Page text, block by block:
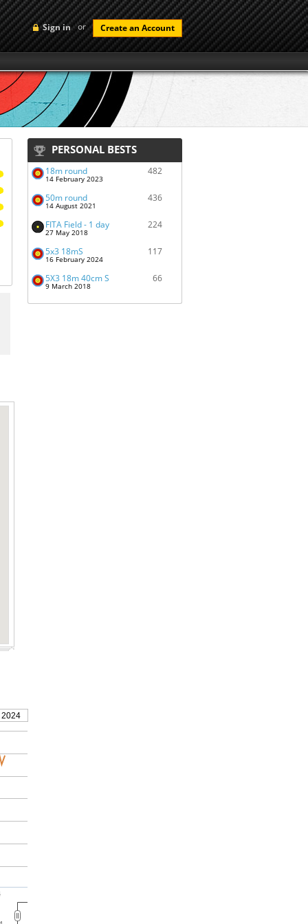
Sign in or Create an Account
PERSONAL BESTS
18m round
14 February 2023
482
50m round
14 August 2021
436
FITA Field - 1 day
27 May 2018
224
5x3 18mS
16 February 2024
117
5X3 18m 40cm S
9 March 2018
66